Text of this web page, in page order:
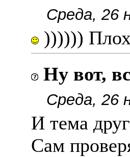
Среда, 26
))))))
Ну вот,
Среда, 26
И тема
Сам